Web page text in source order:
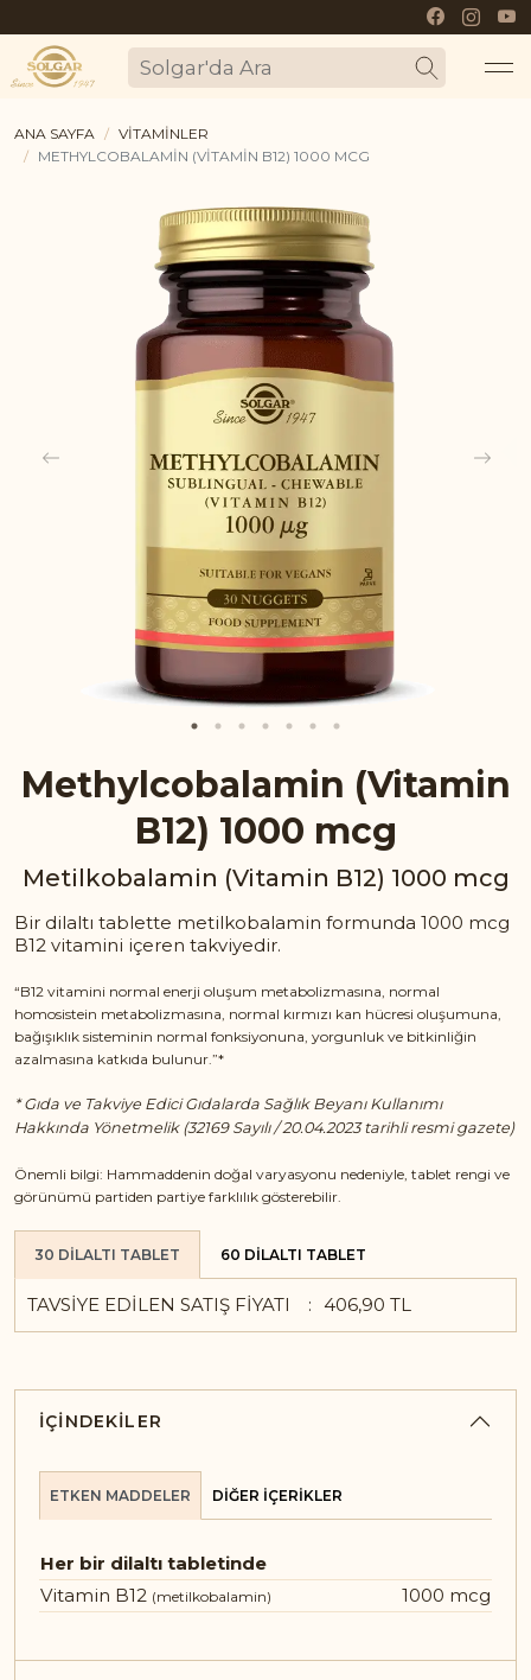
SOLGAR'DA
ANA SAYFA
VITAMINLER
METHYLCOBALAMIN (VITAMIN B12) 1000 MCG
Methylcobalamin (Vitamin
B12) 1000 mcg
Metilkobalamin (Vitamin B12) 1000 mcg
Bir dilaltı tablette metilkobalamin formunda 1000 mcg
B12 vitamini içeren takviyedir.
“B12 vitamini normal enerji oluşum metabolizmasına, normal
homosistein metabolizmasına, normal kırmızı kan hücresi oluşumuna,
bağışıklık sisteminin normal fonksiyonuna, yorgunluk ve bitkinliğin
azalmasına katkıda bulunur.”*
* Gıda ve Takviye Edici Gıdalarda Sağlık Beyanı Kullanımı
Hakkında Yönetmelik (32169 Sayılı / 20.04.2023 tarihli resmi gazete)
Önemli bilgi: Hammaddenin doğal varyasyonu nedeniyle, tablet rengi ve
görünümü partiden partiye farklılık gösterebilir.
30 DILALTI TABLET 60 DILALTI TABLET
TAVSIYE EDILEN SATIŞ FIYATI 406,90 TL
İÇINDEKILER
ETKEN MADDELER DIĞER İÇERIKLER
Her bir dilaltı tabletinde
Vitamin B12 (metilkobalamin) 1000 mcg